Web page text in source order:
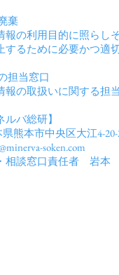
棄
報の利用目的に照らし
するために必要かつ適
担当窓口
報の取扱いに関する担
ルバ総研】
県熊本市中央区大江4-20-
soken.com
相談窓口責任者 岩本